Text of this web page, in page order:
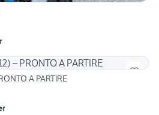
A PARTIRE